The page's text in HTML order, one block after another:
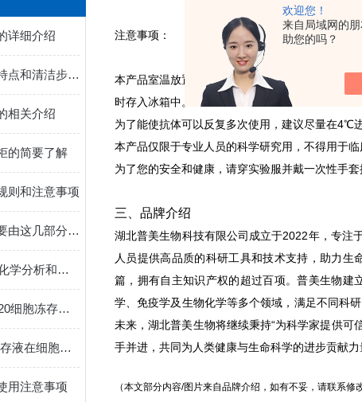
欢迎您！
来自局域网的
助您的吗？
详细介绍
一次性培养皿的产品特点和清洁步骤说明
相关介绍
的简要了解
则和注意事项
重组人白蛋白系统主要由这几部分组成
Advantec定量滤纸在化学分析和环境监测中的应用
GN TEST KIT VTK2 20细胞冻存液的优势
BAMBANKER细胞冻存液在细胞存储中的应用
用注意事项
注意事项：
本产品室温放置过久会降低增强剂和稳定剂的功
时存入冰箱中。
为了能使抗体可以反复多次使用，建议尽量在4℃
本产品仅限于专业人员的科学研究用，不得用于
为了您的安全和健康，请穿实验服并戴一次性手套
三、品牌介绍
湖北普美生物科技有限公司成立于2022年，专注
人员提供高品质的科研工具和技术支持，助力
篇，拥有自主知识产权的超过百项。普美生物建
学、免疫学及生物化学等多个领域，满足不同科
未来，湖北普美生物将继续秉持“为科学家提供
手并进，共同为人类健康与生命科学的进步贡献力
（本文部分内容/图片来自品牌介绍，如有不妥，请联系修